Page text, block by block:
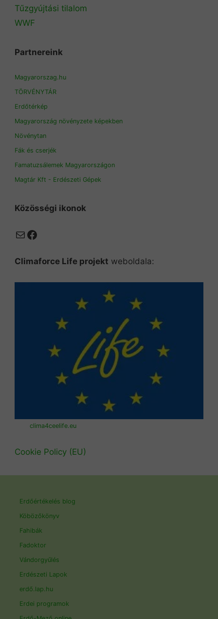
Tűzgyújtási tilalom
WWF
Partnereink
Magyarorszag.hu
TÖRVÉNYTÁR
Erdőtérkép
Magyarország növényzete képekben
Növénytan
Fák és cserjék
Famatuzsálemek Magyarországon
Magtár Kft - Erdészeti Gépek
Közösségi ikonok
MailFacebook
Climaforce Life projekt weboldala:
clima4ceelife.eu
Cookie Policy (EU)
Erdőértékelés blog
Köbözőkönyv
Fahibák
Fadoktor
Vándorgyűlés
Erdészeti Lapok
erdő.lap.hu
Erdei programok